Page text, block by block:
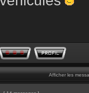
Afficher les